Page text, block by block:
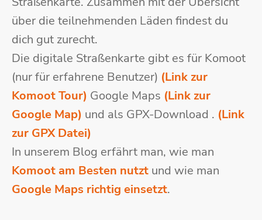
über die teilnehmenden Läden findest du
dich gut zurecht.
Die digitale Straßenkarte gibt es für Komoot
(nur für erfahrene Benutzer) (Link zur
Komoot Tour) Google Maps (Link zur
Google Map) und als GPX-Download . (Link
zur GPX Datei)
In unserem Blog erfährt man, wie man
Komoot am Besten nutzt und wie man
Google Maps richtig einsetzt.